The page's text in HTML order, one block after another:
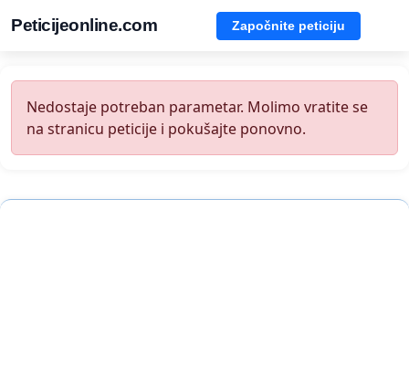
Peticijeonline.com Započnite peticiju
Nedostaje potreban parametar. Molimo vratite se
na stranicu peticije i pokušajte ponovno.